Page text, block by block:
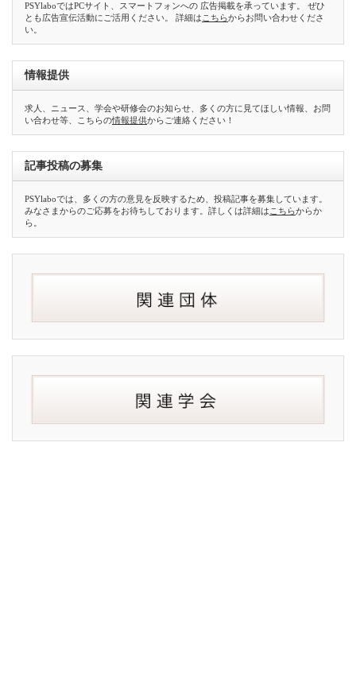
PSYlaboではPCサイト、スマートフォンへの 広告掲載を承っています。 ぜひ
とも広告宣伝活動にご活用ください。 詳細は こちらからお問い合わせくださ
い。
情報提供
求人、ニュース、学会や研修会のお知らせ、多くの方に見てほしい情報、お問
い合わせ等、こちらの情報提供からご連絡ください！
記事投稿の募集
PSYlaboでは、多くの方の意見を反映するため、投稿記事を募集しています。
みなさまからのご応募をお待ちしております。詳しくは詳細は こちらからか
ら。